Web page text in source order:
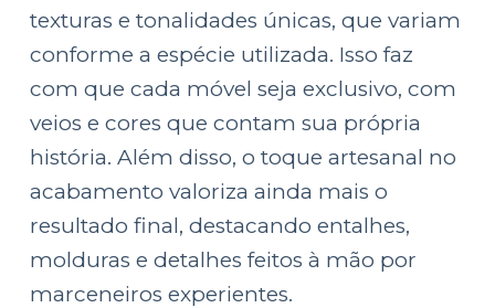
texturas e tonalidades únicas, que variam
conforme a espécie utilizada. Isso faz
com que cada móvel seja exclusivo, com
veios e cores que contam sua própria
história. Além disso, o toque artesanal no
acabamento valoriza ainda mais o
resultado final, destacando entalhes,
molduras e detalhes feitos à mão por
marceneiros experientes.